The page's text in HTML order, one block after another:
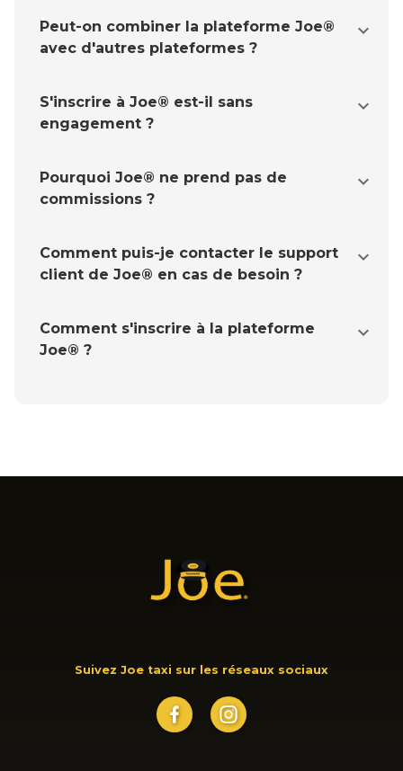
Peut-on combiner la plateforme Joe®
avec d'autres plateformes ?
expand_more
S'inscrire à Joe® est-il sans
engagement ?
expand_more
Pourquoi Joe® ne prend pas de
commissions ?
expand_more
Comment puis-je contacter le support
client de Joe® en cas de besoin ?
expand_more
Comment s'inscrire à la plateforme
Joe® ?
expand_more
Suivez Joe taxi sur les réseaux sociaux